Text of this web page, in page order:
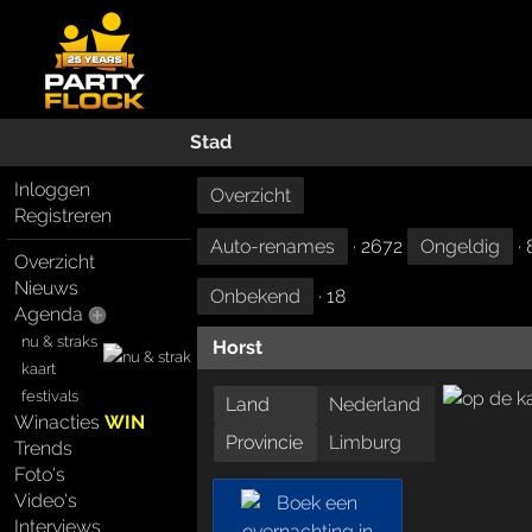
Stad
Inloggen
Registreren
Overzicht
Nieuws
Agenda
nu & straks
kaart
festivals
WinactiesWIN
Trends
Foto's
Video's
Interviews
Overzicht
Auto-renames · 2672 Ongeldig ·
Onbekend · 18
Horst
Land
Nederland
Provincie
Limburg